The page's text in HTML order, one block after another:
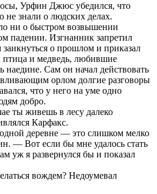
Урфин Джюс убедился, что
знали о людских делах.
ни о быстром возвышении
падении. Изгнанник запретил
о прошлом и приказал
птица и медведь, любившие
наедине. Сам он начал действовать
орлом долгие разговоры
что у него на уме одно
добро.
ты живешь в лесу далеко
Карфакс.
деревне — это слишком мелко
— Вот если бы мне удалось стать
уж я развернулся бы и показал
вождем? Недоумевал